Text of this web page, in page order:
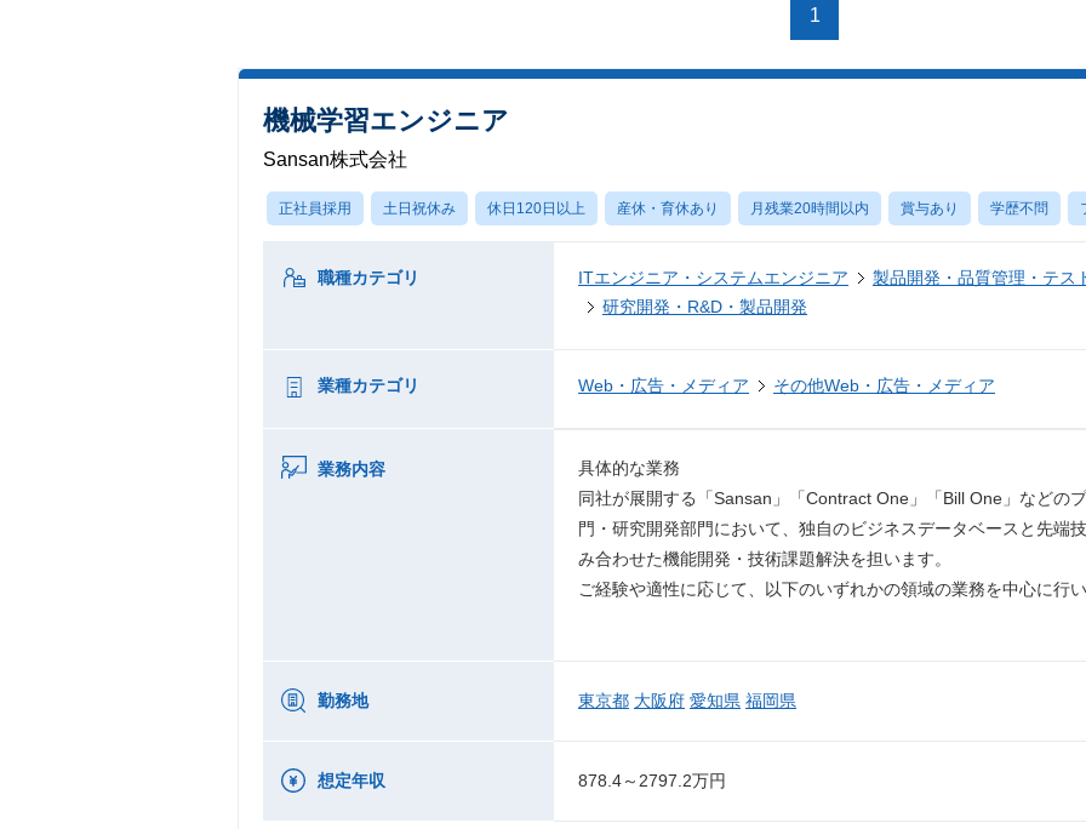
1
機械学習エンジニア
Sansan株式会社
正社員採用 土日祝休み 休日120日以上 産休・育休あり 月残業20時間以内 賞与あり 学歴不問
職種カテゴリ ITエンジニア・システムエンジニア
製品開発・品質管理・テス
研究開発・R&D・製品開発
業種カテゴリ Web・広告・メディア その他Web・広告・メディア
業務内容
具体的な業務
同社が展開する「Sansan」「Contract One」「Bill One」などの
門・研究開発部門において、独自のビジネスデータベースと先端
み合わせた機能開発・技術課題解決を担います。
ご経験や適性に応じて、以下のいずれかの領域の業務を中心に行い
勤務地 東京都 大阪府 愛知県 福岡県
想定年収 878.4～2797.2万円